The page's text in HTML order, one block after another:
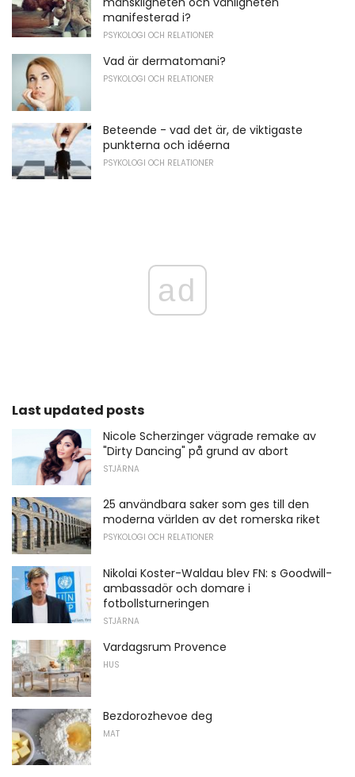
manifesterad i?
PSYKOLOGI OCH RELATIONER
Vad är dermatomani?
PSYKOLOGI OCH RELATIONER
Beteende - vad det är, de viktigaste
punkterna och idéerna
PSYKOLOGI OCH RELATIONER
ad
Last updated posts
Nicole Scherzinger vägrade remake av
"Dirty Dancing" på grund av abort
STJÄRNA
25 användbara saker som ges till den
moderna världen av det romerska riket
PSYKOLOGI OCH RELATIONER
Nikolai Koster-Waldau blev FN: s Goodwill-
ambassadör och domare i
fotbollsturneringen
STJÄRNA
Vardagsrum Provence
HUS
Bezdorozhevoe deg
MAT